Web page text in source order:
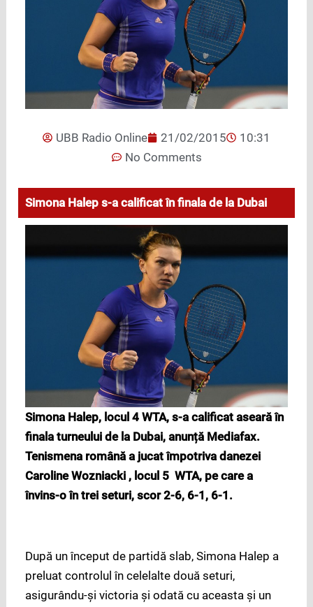
UBB Radio Online 21/02/2015
10:31
No Comments
Simona Halep s-a calificat în finala de la Dubai
Simona Halep, locul 4 WTA, s-a calificat aseară în
finala turneului de la Dubai, anunță Mediafax.
Tenismena română a jucat împotriva danezei
Caroline Wozniacki , locul 5 WTA, pe care a
învins-o în trei seturi, scor 2-6, 6-1, 6-1.
După un început de partidă slab, Simona Halep a
preluat controlul în celelalte două seturi,
asigurându-și victoria și odată cu aceasta și un